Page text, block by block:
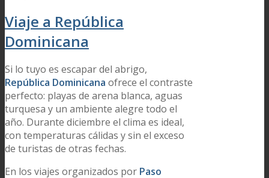
Viaje a República
Dominicana
Si lo tuyo es escapar del abrigo,
República Dominicana ofrece el contraste
perfecto: playas de arena blanca, aguas
turquesa y un ambiente alegre todo el
año. Durante diciembre el clima es ideal,
con temperaturas cálidas y sin el exceso
de turistas de otras fechas.
En los viajes organizados por Paso